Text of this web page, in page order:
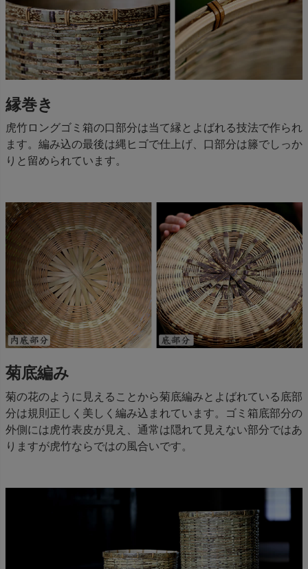
縁巻き
虎竹ロングゴミ箱の口部分は当て縁とよばれる技法で作られ
ます。編み込の最後は縄ヒゴで仕上げ、口部分は籐でしっか
りと留められています。
菊底編み
菊の花のように見えることから菊底編みとよばれている底部
分は規則正しく美しく編み込まれています。ゴミ箱底部分の
外側には虎竹表皮が見え、通常は隠れて見えない部分ではあ
りますが虎竹ならではの風合いです。